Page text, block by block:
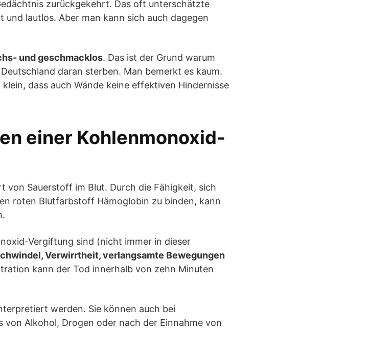
zurückgekehrt. Das oft unterschätzte
und lautlos. Aber man kann sich auch dagegen
und geschmacklos. Das ist der Grund warum
daran sterben. Man bemerkt es kaum.
dass auch Wände keine effektiven Hindernisse
einer Kohlenmonoxid-
von Sauerstoff im Blut. Durch die Fähigkeit, sich
roten Blutfarbstoff Hämoglobin zu binden, kann
Vergiftung sind (nicht immer in dieser
Verwirrtheit, verlangsamte Bewegungen
kann der Tod innerhalb von zehn Minuten
werden. Sie können auch bei
Alkohol, Drogen oder nach der Einnahme von